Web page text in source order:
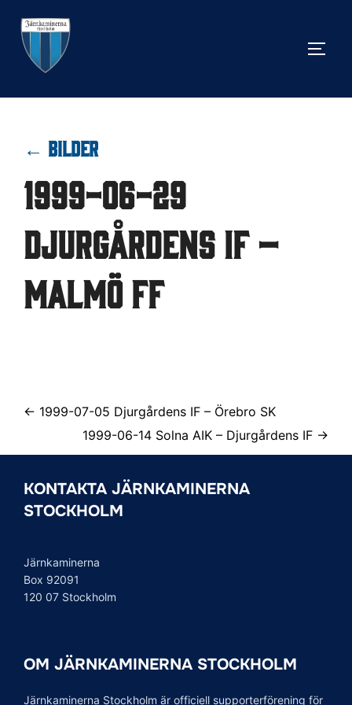
innehåll
← BILDER
1999-06-29
Djurgårdens IF –
Malmö FF
← 1999-07-05 Djurgårdens IF – Örebro SK
1999-06-14 Solna AIK – Djurgårdens IF →
KONTAKTA JÄRNKAMINERNA
STOCKHOLM
Järnkaminerna
Box 92091
120 07 Stockholm
OM JÄRNKAMINERNA STOCKHOLM
Järnkaminerna Stockholm är officiell supporterförening för